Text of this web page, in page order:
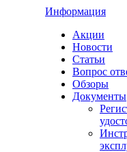
Информация
Акции
Новости
Статьи
Вопрос
Обзоры
Документы